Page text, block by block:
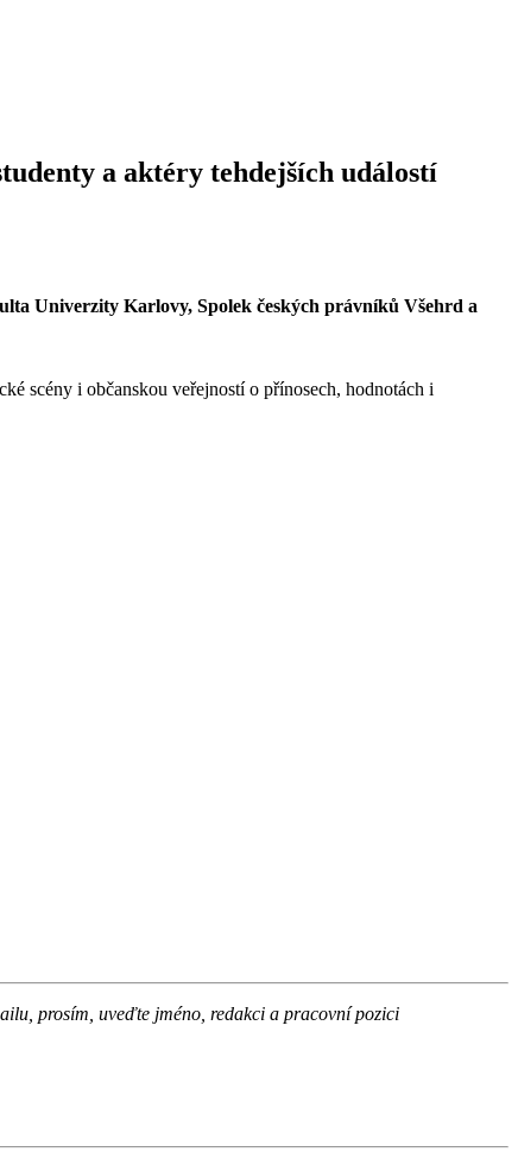
a aktéry tehdejších událostí
Univerzity Karlovy, Spolek českých právníků Všehrd a
scény i občanskou veřejností o přínosech, hodnotách i
prosím, uveďte jméno, redakci a pracovní pozici